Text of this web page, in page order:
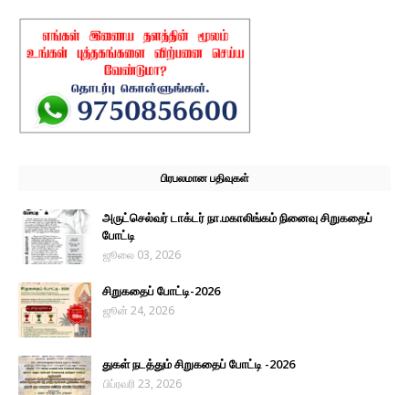
பிரபலமான பதிவுகள்
அருட்செல்வர் டாக்டர் நா.மகாலிங்கம் நினைவு சிறுகதைப்
போட்டி
ஜூலை 03, 2026
சிறுகதைப் போட்டி-2026
ஜூன் 24, 2026
துகள் நடத்தும் சிறுகதைப் போட்டி -2026
பிப்ரவரி 23, 2026